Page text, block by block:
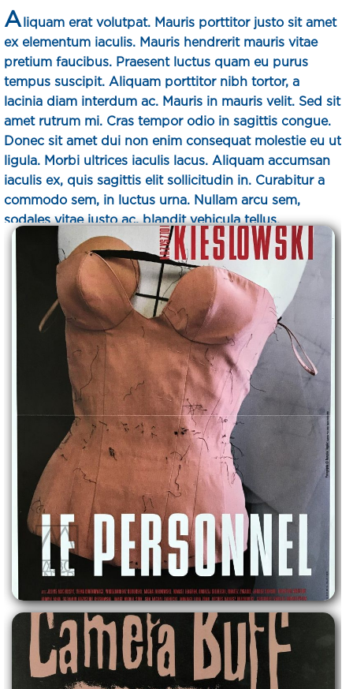
Aliquam erat volutpat. Mauris porttitor justo sit amet
ex elementum iaculis. Mauris hendrerit mauris vitae
pretium faucibus. Praesent luctus quam eu purus
tempus suscipit. Aliquam porttitor nibh tortor, a
lacinia diam interdum ac. Mauris in mauris velit. Sed sit
amet rutrum mi. Cras tempor odio in sagittis congue.
Donec sit amet dui non enim consequat molestie eu ut
ligula. Morbi ultrices iaculis lacus. Aliquam accumsan
iaculis ex, quis sagittis elit sollicitudin in. Curabitur a
commodo sem, in luctus urna. Nullam arcu sem,
sodales vitae justo ac, blandit vehicula tellus.